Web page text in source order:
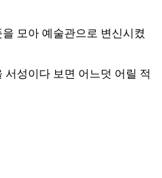
모아 예술관으로 변신시켰
성이다 보면 어느덧 어릴 적